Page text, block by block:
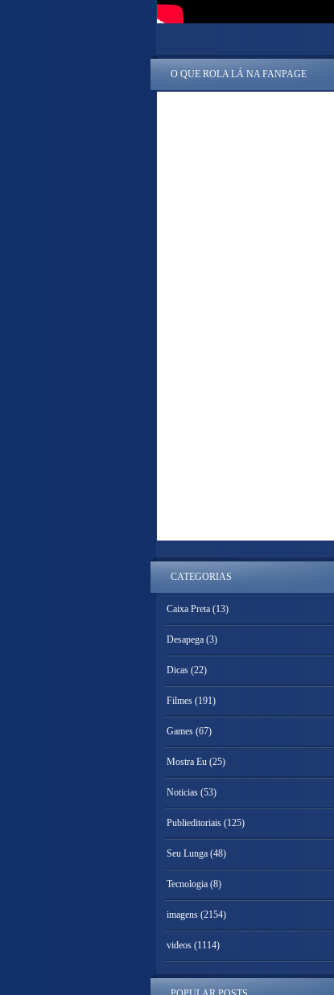
O QUE ROLA LÁ NA FANPAGE
CATEGORIAS
Caixa Preta (13)
Desapega (3)
Dicas (22)
Filmes (191)
Games (67)
Mostra Eu (25)
Noticias (53)
Publieditoriais (125)
Seu Lunga (48)
Tecnologia (8)
imagens (2154)
videos (1114)